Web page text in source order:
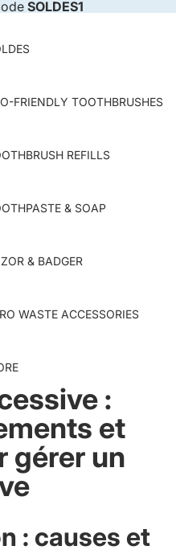
SOLDES1
FRIENDLY TOOTHBRUSHES
REFILLS
& SOAP
& BADGER
WASTE ACCESSORIES
:
et
gérer un
: causes et